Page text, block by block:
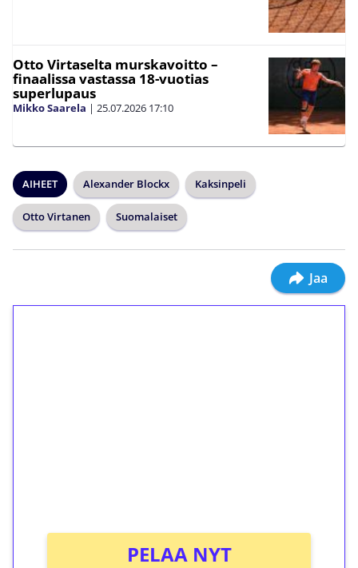
Otto Virtaselta murskavoitto –
finaalissa vastassa 18-vuotias
superlupaus
Mikko Saarela | 25.07.2026 17:10
AIHEET Alexander Blockx Kaksinpeli
Otto Virtanen Suomalaiset
Jaa
PELAA NYT